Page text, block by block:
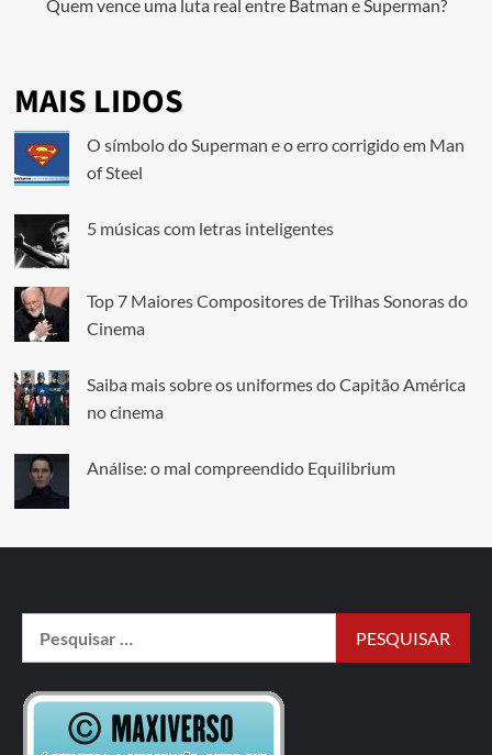
Quem vence uma luta real entre Batman e Superman?
MAIS LIDOS
O símbolo do Superman e o erro corrigido em Man
of Steel
5 músicas com letras inteligentes
Top 7 Maiores Compositores de Trilhas Sonoras do
Cinema
Saiba mais sobre os uniformes do Capitão América
no cinema
Análise: o mal compreendido Equilibrium